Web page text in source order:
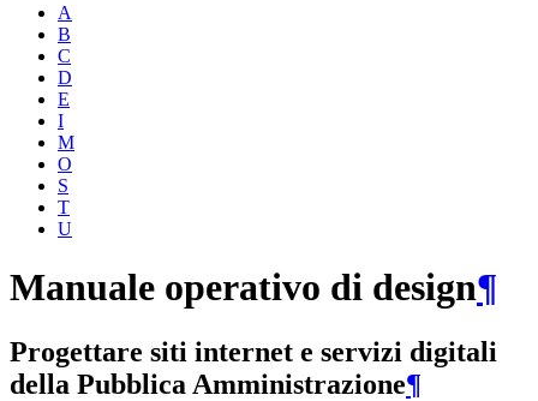
A
B
C
D
E
I
M
O
S
T
U
Manuale operativo di design¶
Progettare siti internet e servizi digitali
della Pubblica Amministrazione¶